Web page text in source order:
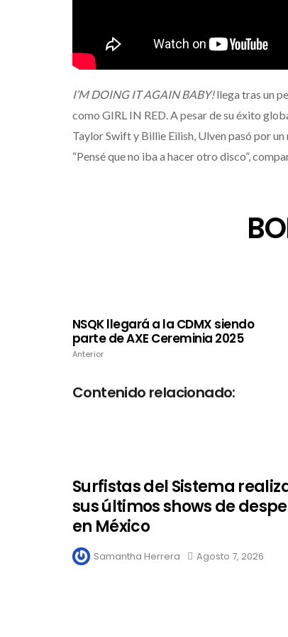
I’M DOING IT AGAIN BABY!llega tras un
como GIRL IN RED. A pesar de su éxito
Taylor Swift y Billie Eilish, Ulven pasó por
“Pensé que no iba a hacer otro disco”,
NSQK llegará a la CDMX siendo
parte de AXE Cereminia 2025
Anterior
Contenido relacionado:
Surfistas del Sistema
sus últimos shows de
en México
Samantha Herrera Agosto 7, 2026